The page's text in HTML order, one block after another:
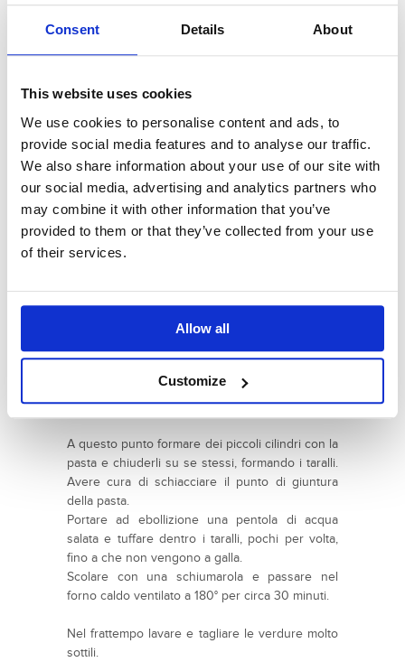
Consent Details About
This website uses cookies
We use cookies to personalise content and ads, to
provide social media features and to analyse our traffic.
We also share information about your use of our site with
our social media, advertising and analytics partners who
may combine it with other information that you’ve
provided to them or that they’ve collected from your use
of their services.
Allow all
Customize
presa coscienza di ciò, si può procedere alla
realizzazione della ricetta.
aggiungendo spezie e verdure a piacere!
Il mio consiglio è quello di sfornare e
condividere con parenti ed amici, per evitare di
rimanere da sole nel tunnel del tarallo: una volta
finiti ne farete altri e altri ancora.
Dura qualche settimana, poi passa. Ma
attenzione perché le ricadute sono assai
frequenti."
vino e sale. Unire il composto ancora caldo alle
Aggiungere i semi di finocchio ed avvolgere
l’impasto nella pellicola trasparente: far riposare
ambiente (se fa molto caldo bastano 10 minuti in
frigorifero).
A questo punto formare dei piccoli cilindri con la
pasta e chiuderli su se stessi, formando i taralli.
Avere cura di schiacciare il punto di giuntura
della pasta.
Portare ad ebollizione una pentola di acqua
salata e tuffare dentro i taralli, pochi per volta,
fino a che non vengono a galla.
Scolare con una schiumarola e passare nel
forno caldo ventilato a 180° per circa 30 minuti.
Nel frattempo lavare e tagliare le verdure molto
sottili.